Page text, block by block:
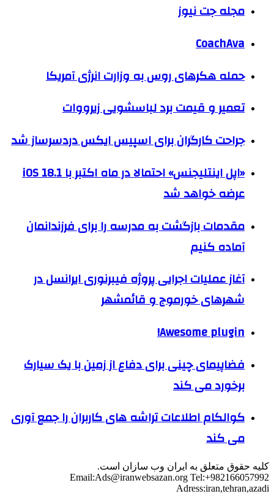
مجله جت نیوز
CoachAva
حمله هکرهای روس به وزارت انرژی آمریکا
تعمیر و قیمت برد لباسشویی زیرووات
جراحت کارگران برای اسپیس ایکس دردسرساز شد
«اپل اینتلیجنس» احتمالا در ماه اکتبر با iOS 18.1
عرضه خواهد شد
مقدمات بازگشت به مدرسه را برای فرزندانمان
آماده کنیم
آغاز عملیات اجرایی پروژه فیبرنوری ایرانسل در
شهرهای خورموج و قائمشهر
Awesome plugin!
فضاپیمای چینی برای دفاع از زمین با یک سیارک
برخورد می کند
کوالکام اطلاعات تراشه های کاربران را جمع آوری
می کند
کلیه حقوق متعلق به ایران وب سازان است.
Email:Ads@iranwebsazan.org Tel:+982166057992
Adress:iran,tehran,azadi